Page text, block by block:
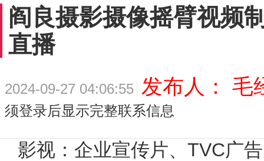
阎良摄影摄像摇臂视频
直播
2024-09-27 04:06:55 发布人： 毛
须登录后显示完整联系信息
影视：企业宣传片、TVC广